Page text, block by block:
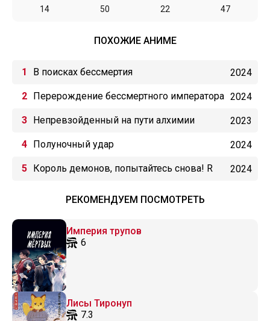
14 50 22 47
ПОХОЖИЕ АНИМЕ
В поисках бессмертия 2024
Перерождение бессмертного императора
(2024)
2024
Непревзойденный на пути алхимии 2023
Полуночный удар 2024
Король демонов, попытайтесь снова! R 2024
РЕКОМЕНДУЕМ ПОСМОТРЕТЬ
Империя трупов
6
Лисы Тиронуп
7.3